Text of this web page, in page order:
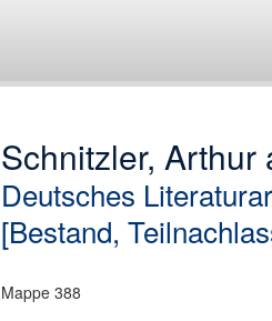
Schnitzler, Arthur
Deutsches
[Bestand,
Mappe 388